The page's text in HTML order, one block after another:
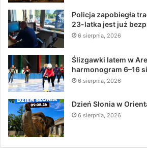
Policja zapobiegła
23-latka jest już
6 sierpnia, 2026
Ślizgawki latem w
harmonogram 6–16
6 sierpnia, 2026
Dzień Słonia w
6 sierpnia, 2026